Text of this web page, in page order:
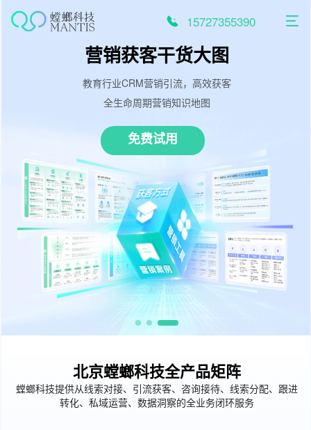
15727355390
营销获客干货大图
教育行业CRM营销引流，高效获客
全生命周期营销知识地图
免费试用
北京螳螂科技全产品矩阵
螳螂科技提供从线索对接、引流获客、咨询接待、线索分配、跟进
转化、私域运营、数据洞察的全业务闭环服务